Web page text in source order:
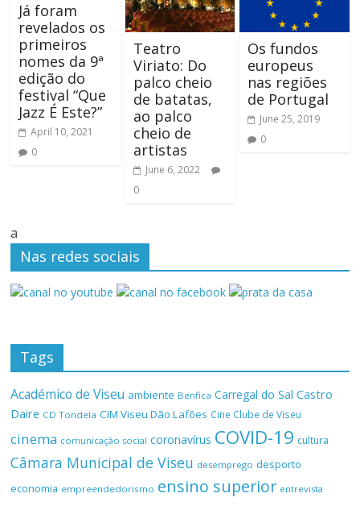
Já foram
revelados os
primeiros
nomes da 9ª
edição do
festival “Que
Jazz É Este?”
April 10, 2021
0
Teatro
Viriato: Do
palco cheio
de batatas,
ao palco
cheio de
artistas
June 6, 2022
0
Os fundos
europeus
nas regiões
de Portugal
June 25, 2019
0
a
Nas redes sociais
Tags
Académico de Viseu ambiente Benfica Carregal do Sal Castro
Daire CD Tondela CIM Viseu Dão Lafões Cine Clube de Viseu
cinema comunicação social coronavírus COVID-19 cultura
Câmara Municipal de Viseu desemprego desporto
economia empreendedorismo ensino superior entrevista